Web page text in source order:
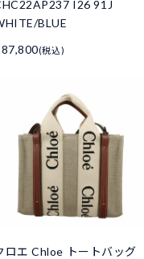
I26 91J
BLUE
(税込)
ロエ Chloe トートバッグ